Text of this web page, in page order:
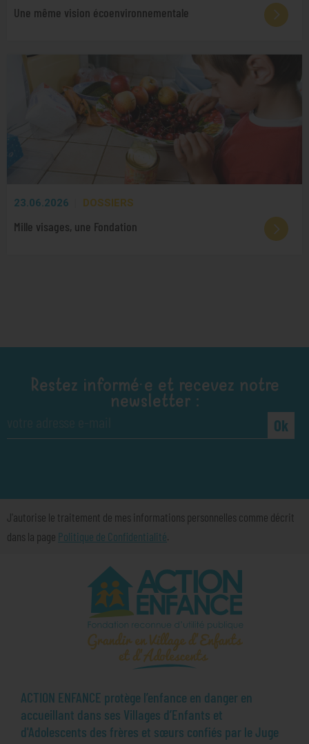
Une même vision écoenvironnementale
23.06.2026 DOSSIERS
Mille visages, une Fondation
Restez informé·e et recevez notre
newsletter :
Ok
J'autorise le traitement de mes informations personnelles comme décrit
dans la page Politique de Confidentialité.
ACTION ENFANCE protège l’enfance en danger en
accueillant dans ses Villages d’Enfants et
d'Adolescents des frères et sœurs confiés par le Juge